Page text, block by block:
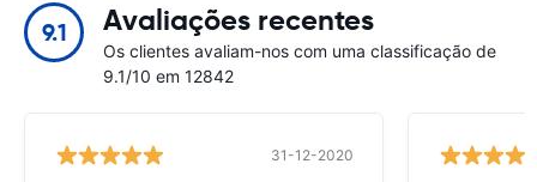
9.1 Avaliações recentes
Os clientes avaliam-nos com uma classificação de
9.1/10 em 12842
31-12-2020